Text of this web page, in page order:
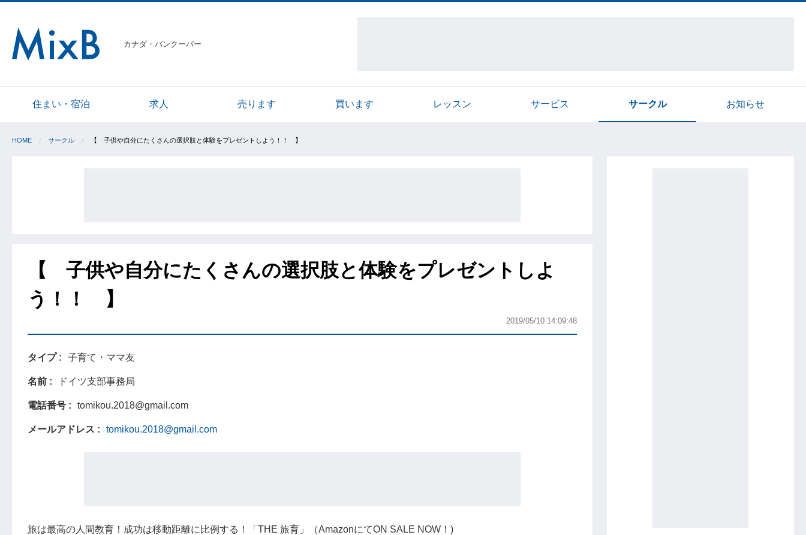
カナダ・バンクーバー
住まい・宿泊 求人 売ります 買います レッスン サービス サークル お知らせ
HOME サークル 【 子供や自分にたくさんの選択肢と体験をプレゼントしよう！！ 】
【 子供や自分にたくさんの選択肢と体験をプレゼントしよ
う！！ 】
2019/05/10 14:09:48
タイプ 子育て・ママ友
名前 ドイツ支部事務局
電話番号 tomikou.2018@gmail.com
メールアドレス tomikou.2018@gmail.com
旅は最高の人間教育！成功は移動距離に比例する！「THE 旅育」（AmazonにてON SALE NOW！)